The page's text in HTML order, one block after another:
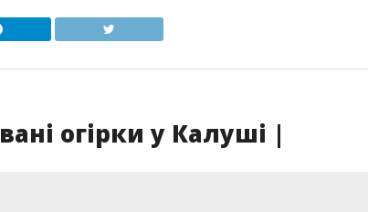
огірки у Калуші |